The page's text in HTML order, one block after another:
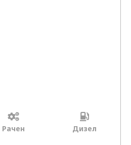
Рачен Дизел